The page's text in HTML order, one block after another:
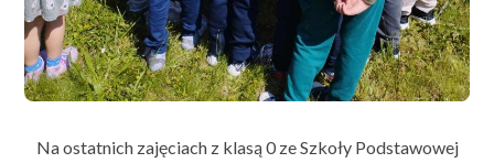
Na ostatnich zajęciach z klasą 0 ze Szkoły Podstawowej